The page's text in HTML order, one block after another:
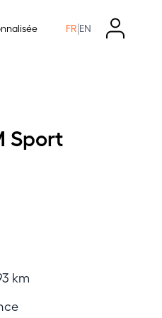
FR|EN
Sport
km